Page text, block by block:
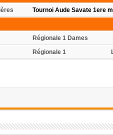
Tournoi Aude Savate 1ere
Régionale 1 Dames
Régionale 1